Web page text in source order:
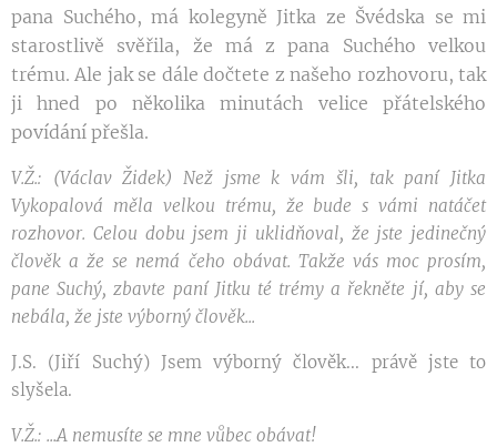
pana Suchého, má kolegyně Jitka ze Švédska se mi
starostlivě svěřila, že má z pana Suchého velkou
trému. Ale jak se dále dočtete z našeho rozhovoru, tak
ji hned po několika minutách velice přátelského
povídání přešla.
V.Ž.: (Václav Židek) Než jsme k vám šli, tak paní Jitka
Vykopalová měla velkou trému, že bude s vámi natáčet
rozhovor. Celou dobu jsem ji uklidňoval, že jste jedinečný
člověk a že se nemá čeho obávat. Takže vás moc prosím,
pane Suchý, zbavte paní Jitku té trémy a řekněte jí, aby se
nebála, že jste výborný člověk...
J.S. (Jiří Suchý) Jsem výborný člověk... právě jste to
slyšela.
V.Ž.: ...A nemusíte se mne vůbec obávat!